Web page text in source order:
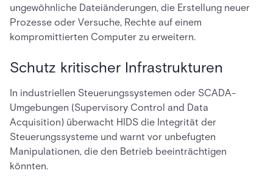
ungewöhnliche Dateiänderungen, die Erstellung neuer
Prozesse oder Versuche, Rechte auf einem
kompromittierten Computer zu erweitern.
Schutz kritischer Infrastrukturen
In industriellen Steuerungssystemen oder SCADA-
Umgebungen (Supervisory Control and Data
Acquisition) überwacht HIDS die Integrität der
Steuerungssysteme und warnt vor unbefugten
Manipulationen, die den Betrieb beeinträchtigen
könnten.